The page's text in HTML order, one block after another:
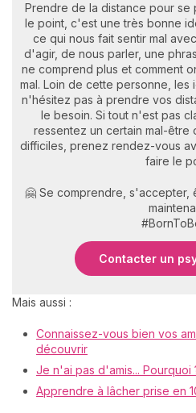
Prendre de la distance pour
le point, c'est une très bonne
ce qui nous fait sentir mal
d'agir, de nous parler, une
ne comprend plus et comment
mal. Loin de cette personne, les
n'hésitez pas à prendre vos
le besoin. Si tout n'est pas
ressentez un certain mal-être
difficiles, prenez rendez-vous
faire le
🤗 Se comprendre, s'accepter,
Contacter un
Mais aussi :
Connaissez-vous bien vos
découvrir
Je n'ai pas d'amis...
Apprendre à lâcher prise en